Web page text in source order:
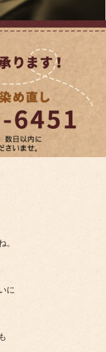
。
に